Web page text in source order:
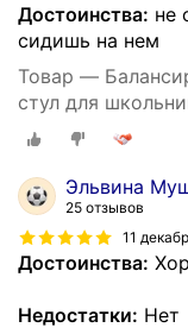
Достоинства: не
сидишь на нем
Товар —
стул для
Эльвина
25 отзывов
11
Достоинства:
Недостатки: Нет